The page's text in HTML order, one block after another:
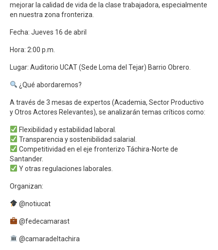
mejorar la calidad de vida de la clase trabajadora, especialmente
en nuestra zona fronteriza.
Fecha: Jueves 16 de abril
Hora: 2:00 p.m.
Lugar: Auditorio UCAT (Sede Loma del Tejar) Barrio Obrero.
¿Qué abordaremos?
A través de 3 mesas de expertos (Academia, Sector Productivo
y Otros Actores Relevantes), se analizarán temas críticos como:
Flexibilidad y estabilidad laboral.
Transparencia y sostenibilidad salarial.
Competitividad en el eje fronterizo Táchira-Norte de
Santander.
Y otras regulaciones laborales.
Organizan:
@notiucat
@fedecamarast
@camaradeltachira